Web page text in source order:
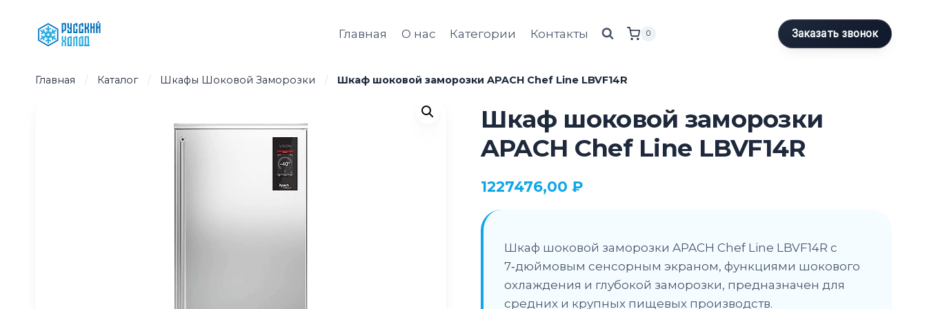
содержимому
Главная О нас Категории Контакты 0 Заказать звонок
Главная / Каталог / Шкафы Шоковой Заморозки / Шкаф шоковой заморозки APACH Chef Line LBVF14R
Шкаф шоковой заморозки
APACH Chef Line LBVF14R
1227476,00 ₽
Шкаф шоковой заморозки APACH Chef Line LBVF14R с
7‑дюймовым сенсорным экраном, функциями шокового
охлаждения и глубокой заморозки, предназначен для
средних и крупных пищевых производств.